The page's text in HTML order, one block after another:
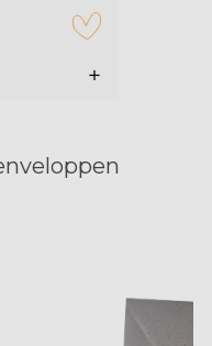
zet op verlanglijstje